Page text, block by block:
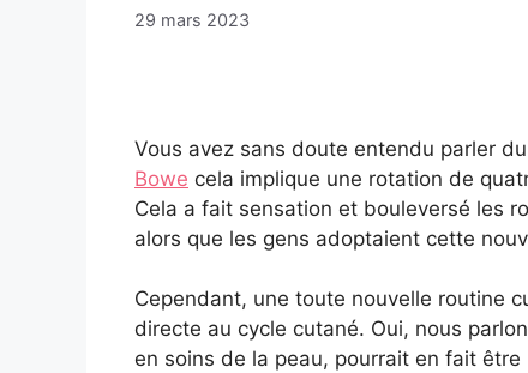
29 mars 2023
Vous avez sans doute entendu parler
Bowe cela implique une rotation de
Cela a fait sensation et bouleversé les
alors que les gens adoptaient cette
Cependant, une toute nouvelle routine
directe au cycle cutané. Oui, nous
en soins de la peau, pourrait en fait